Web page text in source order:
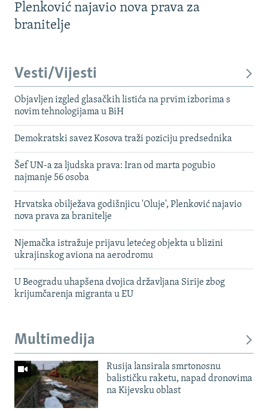
Plenković najavio nova prava za
branitelje
Vesti/Vijesti
Objavljen izgled glasačkih listića na prvim izborima s
novim tehnologijama u BiH
Demokratski savez Kosova traži poziciju predsednika
Šef UN-a za ljudska prava: Iran od marta pogubio
najmanje 56 osoba
Hrvatska obilježava godišnjicu 'Oluje', Plenković najavio
nova prava za branitelje
Njemačka istražuje prijavu letećeg objekta u blizini
ukrajinskog aviona na aerodromu
U Beogradu uhapšena dvojica državljana Sirije zbog
krijumčarenja migranta u EU
Multimedija
Rusija lansirala smrtonosnu
balističku raketu, napad dronovima
na Kijevsku oblast